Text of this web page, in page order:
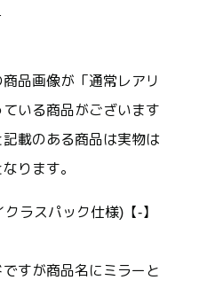
品画像が「通常レアリ
いる商品がございます
載のある商品は実物は
ります。
ラスパック仕様)【-】
すが商品名にミラーと